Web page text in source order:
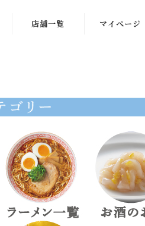
店舗一覧 マイページ